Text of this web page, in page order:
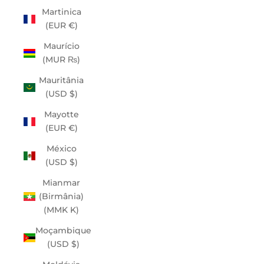
Martinica
(EUR €)
Maurício
(MUR ₨)
Mauritânia
(USD $)
Mayotte
(EUR €)
México
(USD $)
Mianmar
(Birmânia)
(MMK K)
Moçambique
(USD $)